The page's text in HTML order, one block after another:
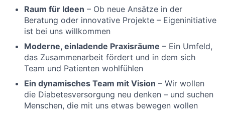
Raum für Ideen – Ob neue Ansätze in der
Beratung oder innovative Projekte – Eigeninitiative
ist bei uns willkommen
Moderne, einladende Praxisräume – Ein Umfeld,
das Zusammenarbeit fördert und in dem sich
Team und Patienten wohlfühlen
Ein dynamisches Team mit Vision – Wir wollen
die Diabetesversorgung neu denken – und suchen
Menschen, die mit uns etwas bewegen wollen